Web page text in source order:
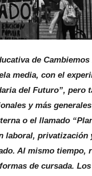
de
media, con el
del Futuro”, pero
y más
o el llamado
laboral, privatización
Al mismo tiempo,
de cursada.